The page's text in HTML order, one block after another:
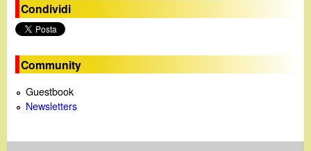
Condividi
Community
Guestbook
Newsletters